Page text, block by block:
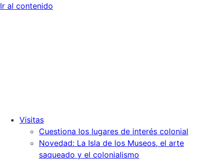
Ir al contenido
Visitas
Cuestiona los lugares de interés colonial
Novedad: La Isla de los Museos, el arte
saqueado y el colonialismo